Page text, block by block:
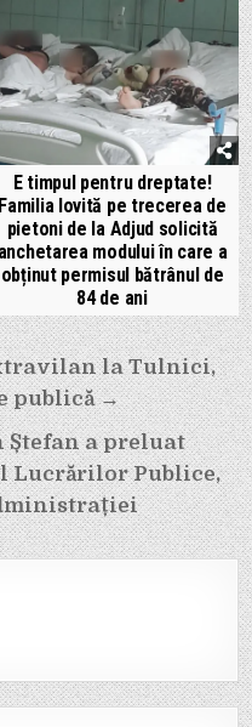
E timpul pentru dreptate!
Familia lovită pe trecerea de
pietoni de la Adjud solicită
anchetarea modului în care a
obținut permisul bătrânul de
84 de ani
la Tulnici,
publică →
Ștefan a preluat
Lucrărilor Publice,